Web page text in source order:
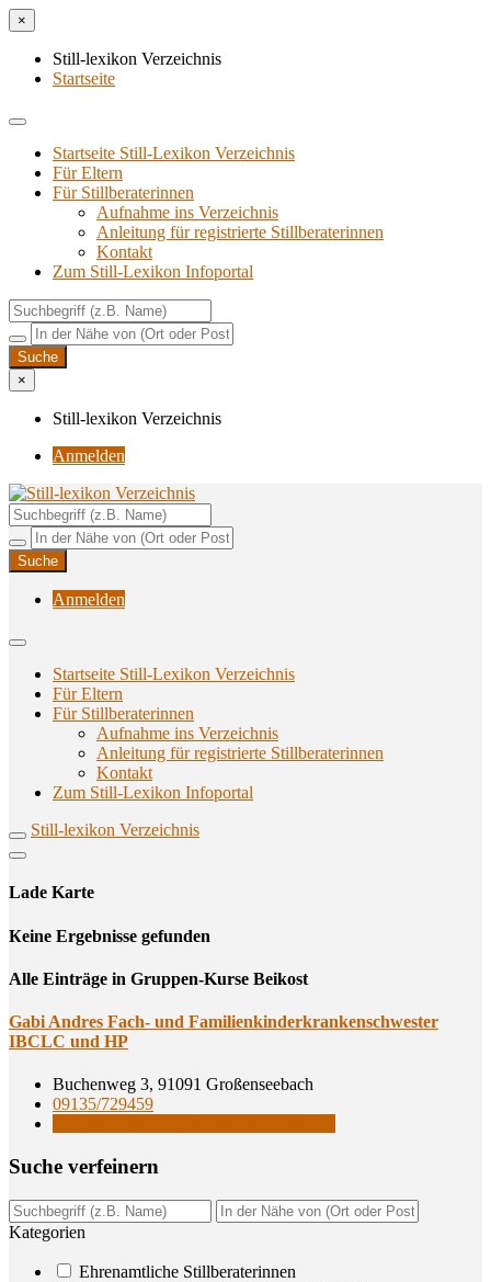
×
Still-lexikon Verzeichnis
Startseite
Startseite Still-Lexikon Verzeichnis
Für Eltern
Für Stillberaterinnen
Aufnahme ins Verzeichnis
Anlei­tung für regis­trier­te Stillberaterinnen
Kon­takt
Zum Still-Lexikon Infoportal
×
Still-lexikon Verzeichnis
Anmelden
Still-lexikon Verzeichnis
Unterstützungsangebote rund ums Stillen
Anmelden
Startseite Still-Lexikon Verzeichnis
Für Eltern
Für Stillberaterinnen
Aufnahme ins Verzeichnis
Anlei­tung für regis­trier­te Stillberaterinnen
Kon­takt
Zum Still-Lexikon Infoportal
Still-lexikon Verzeichnis
Lade Karte
Кeine Ergebnisse gefunden
Alle Einträge in Gruppen-Kurse Beikost
Gabi And­res Fach- und Fami­li­en­kin­der­kran­ken­schwes­ter
IBCLC und HP
Buchenweg 3, 91091 Großenseebach
09135/729459
Suche ver­fei­nern
Kategorien
Ehrenamtliche Stillberaterinnen